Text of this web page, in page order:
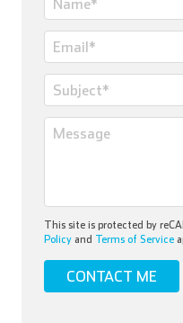
This site is protected by
Policy and Terms of Service